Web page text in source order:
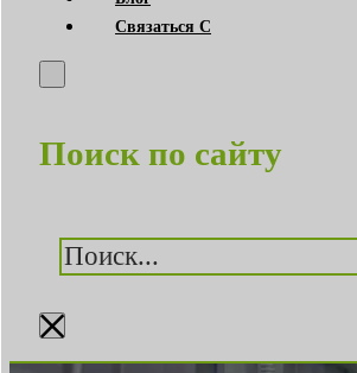
Связаться С
Поиск по сайту
Поиск
×